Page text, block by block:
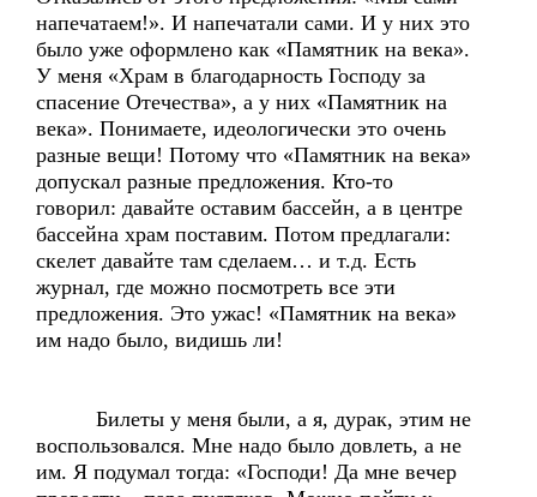
напечатаем!». И напечатали сами. И у них это
было уже оформлено как «Памятник на века».
У меня «Храм в благодарность Господу за
спасение Отечества», а у них «Памятник на
века». Понимаете, идеологически это очень
разные вещи! Потому что «Памятник на века»
допускал разные предложения. Кто-то
говорил: давайте оставим бассейн, а в центре
бассейна храм поставим. Потом предлагали:
скелет давайте там сделаем… и т.д. Есть
журнал, где можно посмотреть все эти
предложения. Это ужас! «Памятник на века»
им надо было, видишь ли!
Билеты у меня были, а я, дурак, этим не
воспользовался. Мне надо было довлеть, а не
им. Я подумал тогда: «Господи! Да мне вечер